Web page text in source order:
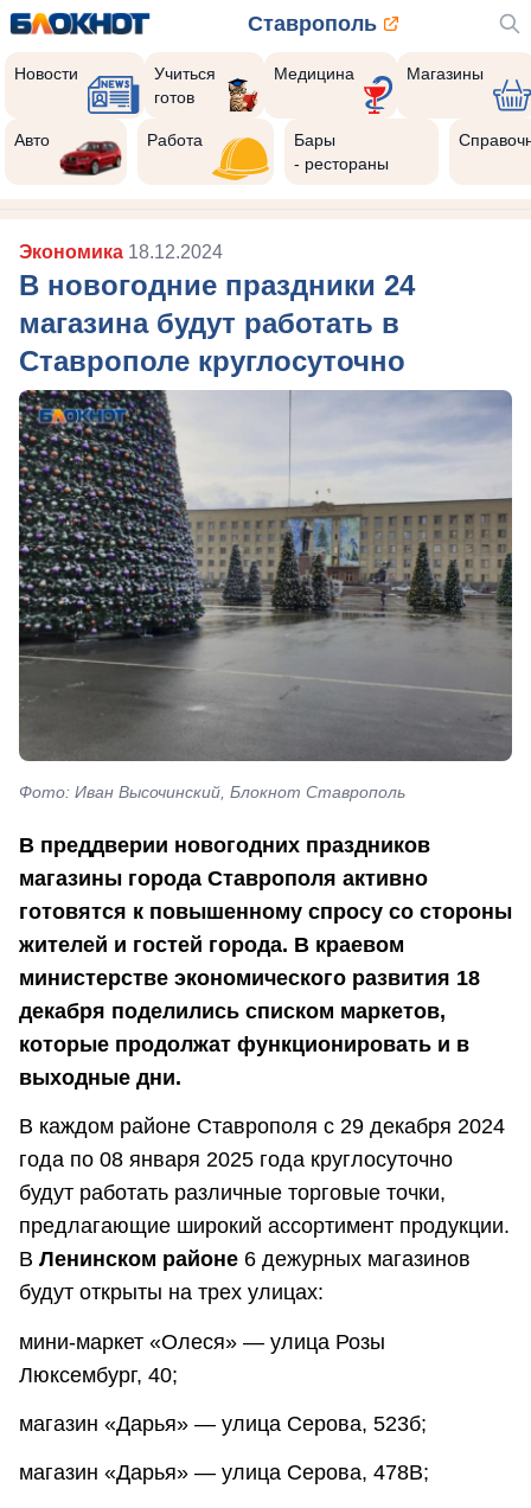
Ставрополь
Новости
Учиться
готов
Медицина Магазины
Авто Работа
Бары
- рестораны
Экономика 18.12.2024
В новогодние праздники 24
магазина будут работать в
Ставрополе круглосуточно
Фото: Иван Высочинский, Блокнот Ставрополь
В преддверии новогодних праздников
магазины города Ставрополя активно
готовятся к повышенному спросу со стороны
жителей и гостей города. В краевом
министерстве экономического развития 18
декабря поделились списком маркетов,
которые продолжат функционировать и в
выходные дни.
В каждом районе Ставрополя с 29 декабря 2024
года по 08 января 2025 года круглосуточно
будут работать различные торговые точки,
предлагающие широкий ассортимент продукции.
В Ленинском районе 6 дежурных магазинов
будут открыты на трех улицах:
мини-маркет «Олеся» — улица Розы
Люксембург, 40;
магазин «Дарья» — улица Серова, 523б;
магазин «Дарья» — улица Серова, 478В;